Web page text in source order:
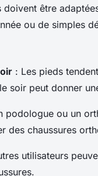
doivent être
ou de simples
: Les pieds
soir peut donner
podologue ou un
des chaussures
utilisateurs